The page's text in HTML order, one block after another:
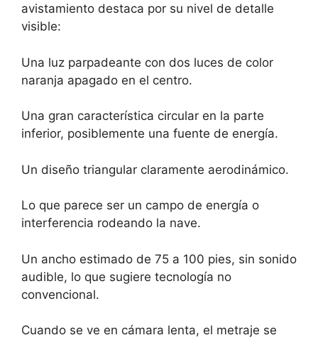
avistamiento destaca por su nivel de detalle
visible:
Una luz parpadeante con dos luces de color
naranja apagado en el centro.
Una gran característica circular en la parte
inferior, posiblemente una fuente de energía.
Un diseño triangular claramente aerodinámico.
Lo que parece ser un campo de energía o
interferencia rodeando la nave.
Un ancho estimado de 75 a 100 pies, sin sonido
audible, lo que sugiere tecnología no
convencional.
Cuando se ve en cámara lenta, el metraje se